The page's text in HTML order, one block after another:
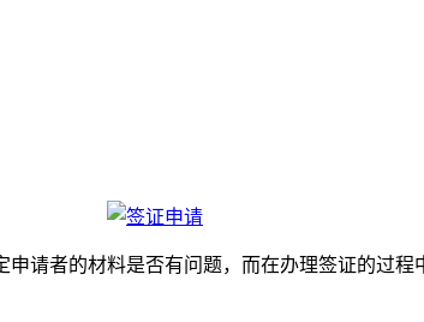
者的材料是否有问题，而在办理签证的过程